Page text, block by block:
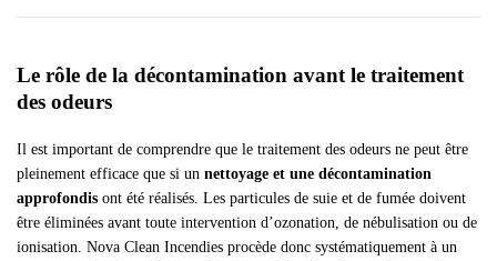
Le rôle de la décontamination avant le traitement
des odeurs
Il est important de comprendre que le traitement des odeurs ne peut être
pleinement efficace que si un nettoyage et une décontamination
approfondis ont été réalisés. Les particules de suie et de fumée doivent
être éliminées avant toute intervention d’ozonation, de nébulisation ou de
ionisation. Nova Clean Incendies procède donc systématiquement à un